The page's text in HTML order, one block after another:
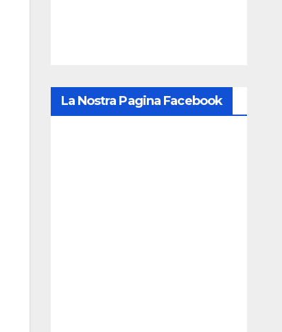
La Nostra Pagina Facebook